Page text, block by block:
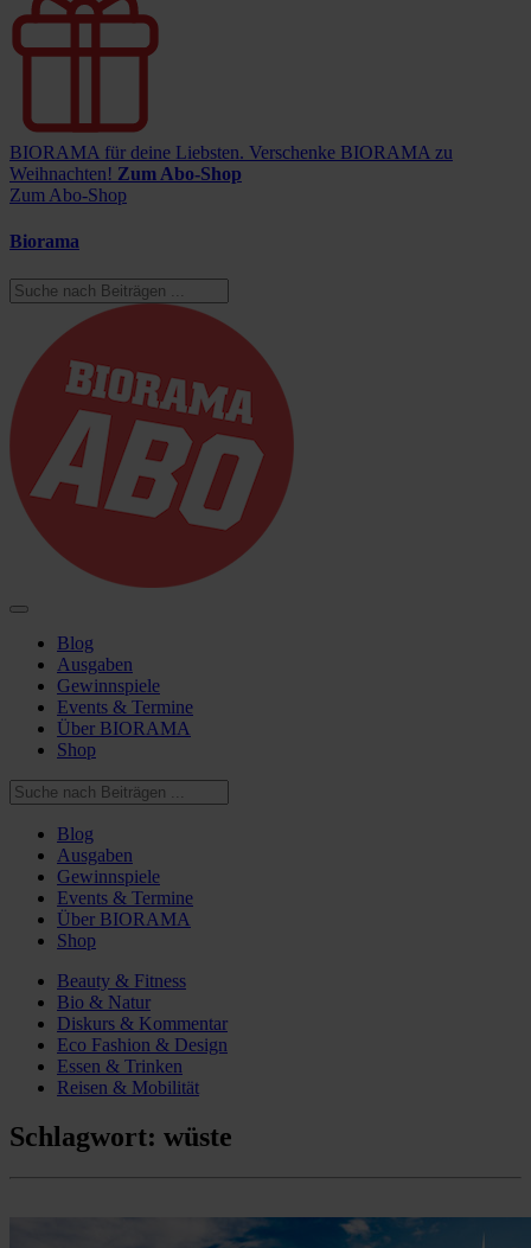
BIORAMA für deine Liebsten. Verschenke BIORAMA zu
Weihnachten! Zum Abo-Shop
Zum Abo-Shop
Biorama
Blog
Ausgaben
Gewinnspiele
Events & Termine
Über BIORAMA
Shop
Blog
Ausgaben
Gewinnspiele
Events & Termine
Über BIORAMA
Shop
Beauty & Fitness
Bio & Natur
Diskurs & Kommentar
Eco Fashion & Design
Essen & Trinken
Reisen & Mobilität
Schlagwort: wüste